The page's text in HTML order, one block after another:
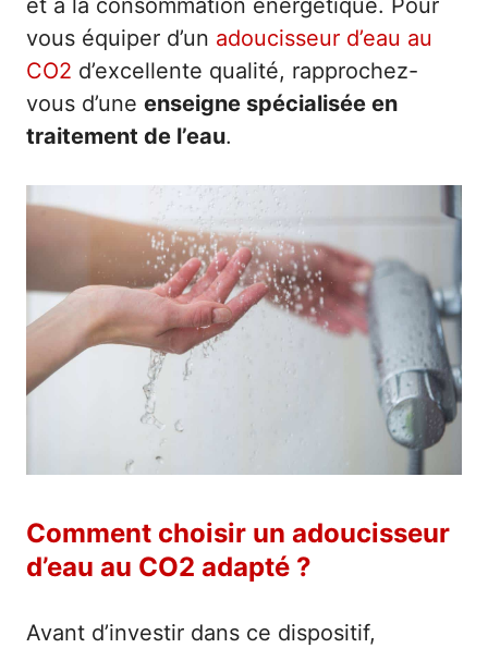
vous équiper d’un adoucisseur d’eau au
CO2 d’excellente qualité, rapprochez-
vous d’une enseigne spécialisée en
traitement de l’eau.
Comment choisir un adoucisseur
d’eau au CO2 adapté ?
Avant d’investir dans ce dispositif,